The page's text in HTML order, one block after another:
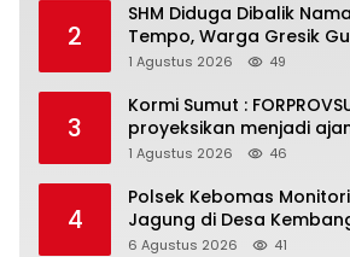
2
SHM Diduga Dibalik
Tempo, Warga Gresik
Rokok dan Somasi
1 Agustus 2026 49
3
Kormi Sumut :
proyeksikan menjadi
Olahraga Masyarakat
1 Agustus 2026 46
4
Polsek Kebomas
Jagung di Desa
Dukungan Ketahanan
6 Agustus 2026 41